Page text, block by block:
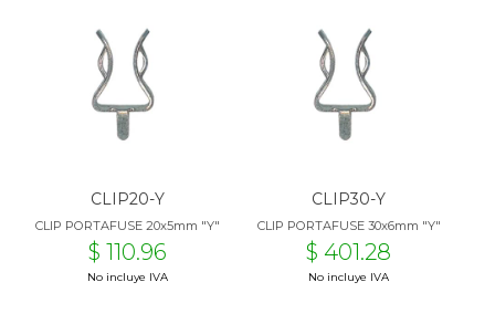
CLIP20-Y
CLIP PORTAFUSE 20x5mm "Y"
$ 110.96
No incluye IVA
CLIP30-Y
CLIP PORTAFUSE 30x6mm "Y"
$ 401.28
No incluye IVA